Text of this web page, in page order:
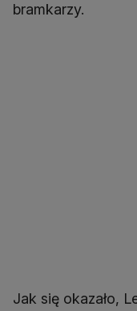
bramkarzy.
Jak się okazało,